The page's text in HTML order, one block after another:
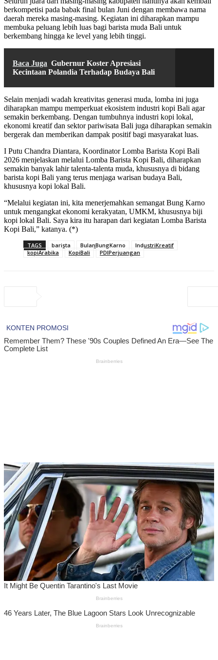
berkompetisi pada babak final bulan Juni dengan membawa nama
daerah mereka masing-masing. Kegiatan ini diharapkan mampu
membuka peluang lebih luas bagi barista muda Bali untuk
berkembang hingga ke level yang lebih tinggi.
Baca Juga Gubernur Koster Apresiasi
Kecintaan Polandia Terhadap Budaya Bali
Selain menjadi wadah kreativitas generasi muda, lomba ini juga
diharapkan mampu memperkuat ekosistem industri kopi Bali agar
semakin berkembang. Dengan tumbuhnya industri kopi lokal,
ekonomi kreatif dan sektor pariwisata Bali juga diharapkan semakin
bergerak dan memberikan dampak positif bagi masyarakat luas.
I Putu Chandra Diantara, Koordinator Lomba Barista Kopi Bali
2026 menjelaskan melalui Lomba Barista Kopi Bali, diharapkan
semakin banyak lahir talenta-talenta muda, khususnya di bidang
barista kopi Bali yang terus menjaga warisan budaya Bali,
khususnya kopi lokal Bali.
“Melalui kegiatan ini, kita menerjemahkan semangat Bung Karno
untuk mengangkat ekonomi kerakyatan, UMKM, khususnya biji
kopi lokal Bali. Saya kira itu harapan dari kegiatan Lomba Barista
Kopi Bali,” katanya. (*)
TAGS barista BulanBungKarno
IndustriKreatif
kopiArabika
KopiBali PDIPerjuangan